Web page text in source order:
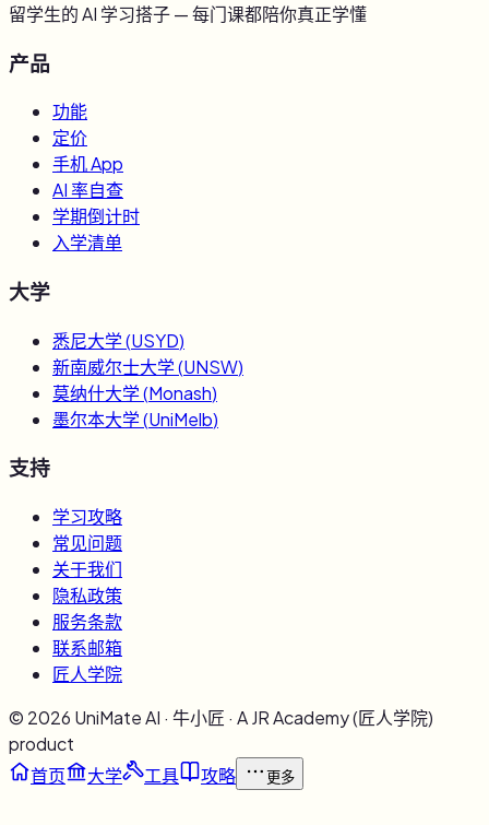
留学生的 AI 学习搭子 — 每门课都陪你真正学懂
产品
功能
定价
手机 App
AI 率自查
学期倒计时
入学清单
大学
悉尼大学(USYD)
新南威尔士大学(UNSW)
莫纳什大学(Monash)
墨尔本大学(UniMelb)
支持
学习攻略
常见问题
关于我们
隐私政策
服务条款
联系邮箱
匠人学院
© 2026 UniMate AI · 牛小匠 · A JR Academy (匠人学院)
product
首页
大学 工具 攻略 更多